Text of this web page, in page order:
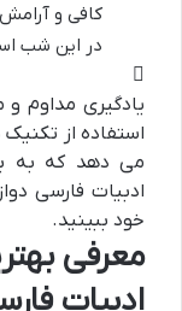
کافی و
در این شب
یادگیری مداوم و
استفاده از
می دهد که به
خود ببینید.
معرفی
ادبیات